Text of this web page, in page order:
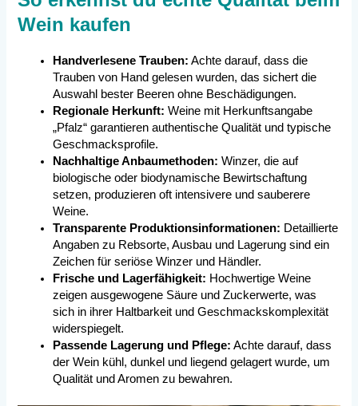
Wein kaufen
Handverlesene Trauben: Achte darauf, dass die
Trauben von Hand gelesen wurden, das sichert die
Auswahl bester Beeren ohne Beschädigungen.
Regionale Herkunft: Weine mit Herkunftsangabe
„Pfalz“ garantieren authentische Qualität und typische
Geschmacksprofile.
Nachhaltige Anbaumethoden: Winzer, die auf
biologische oder biodynamische Bewirtschaftung
setzen, produzieren oft intensivere und sauberere
Weine.
Transparente Produktionsinformationen: Detaillierte
Angaben zu Rebsorte, Ausbau und Lagerung sind ein
Zeichen für seriöse Winzer und Händler.
Frische und Lagerfähigkeit: Hochwertige Weine
zeigen ausgewogene Säure und Zuckerwerte, was
sich in ihrer Haltbarkeit und Geschmackskomplexität
widerspiegelt.
Passende Lagerung und Pflege: Achte darauf, dass
der Wein kühl, dunkel und liegend gelagert wurde, um
Qualität und Aromen zu bewahren.